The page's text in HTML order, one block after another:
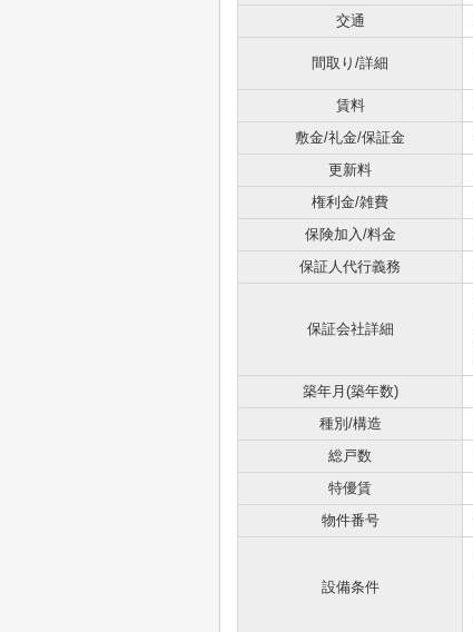
交通
間取り/詳細
賃料
敷金/礼金/保証金
更新料
権利金/雑費
保険加入/料金
保証人代行義務
保証会社詳細
築年月(築年数)
種別/構造
総戸数
特優賃
物件番号
設備条件